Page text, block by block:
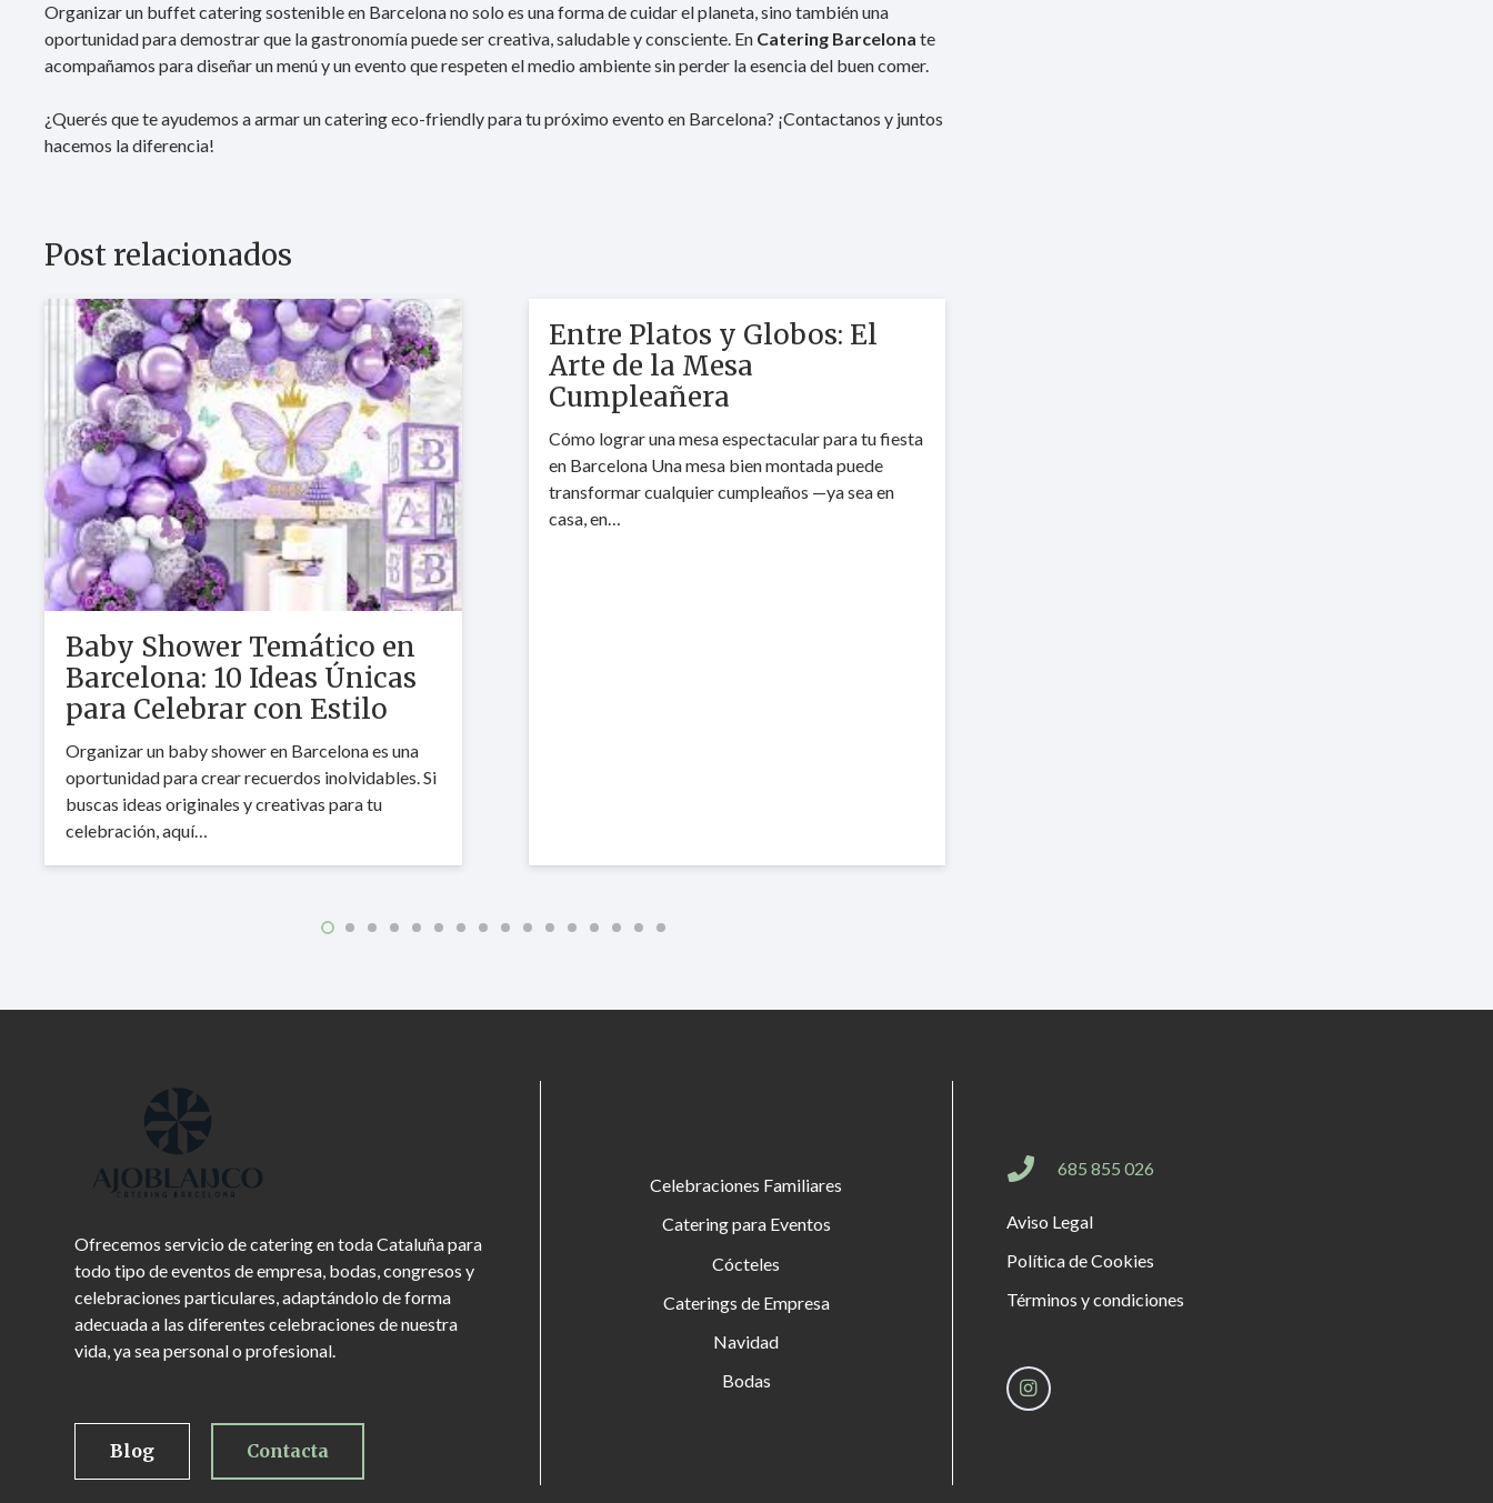
Organizar un buffet catering sostenible en Barcelona no solo es una forma de cuidar el planeta, sino también una
oportunidad para demostrar que la gastronomía puede ser creativa, saludable y consciente. En Catering Barcelona te
acompañamos para diseñar un menú y un evento que respeten el medio ambiente sin perder la esencia del buen comer.
¿Querés que te ayudemos a armar un catering eco-friendly para tu próximo evento en Barcelona? ¡Contactanos y juntos
hacemos la diferencia!
Post relacionados
Baby Shower Temático en
Barcelona: 10 Ideas Únicas
para Celebrar con Estilo
Organizar un baby shower en Barcelona es una
oportunidad para crear recuerdos inolvidables. Si
buscas ideas originales y creativas para tu
celebración, aquí…
Entre Platos y Globos: El
Arte de la Mesa
Cumpleañera
Cómo lograr una mesa espectacular para tu fiesta
en Barcelona Una mesa bien montada puede
transformar cualquier cumpleaños —ya sea en
casa, en…
Ofrecemos servicio de catering en toda Cataluña para
todo tipo de eventos de empresa, bodas, congresos y
celebraciones particulares, adaptándolo de forma
adecuada a las diferentes celebraciones de nuestra
vida, ya sea personal o profesional.
Blog Contacta
Celebraciones Familiares
Catering para Eventos
Cócteles
Caterings de Empresa
Navidad
Bodas
685 855 026
Aviso Legal
Política de Cookies
Términos y condiciones